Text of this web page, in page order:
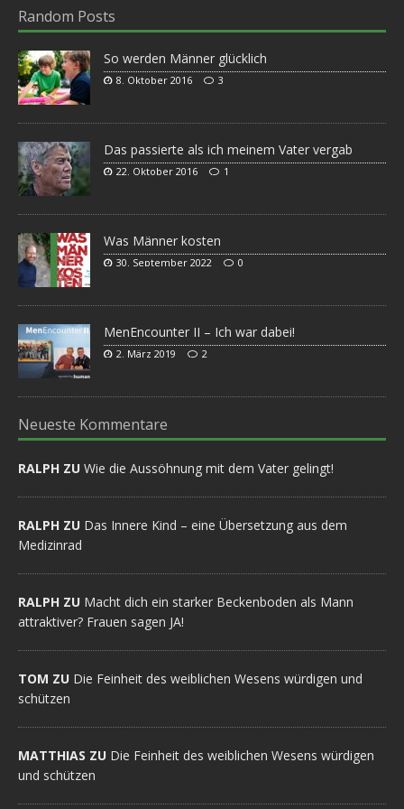
Random Posts
So werden Männer glücklich
8. Oktober 2016 3
Das passierte als ich meinem Vater vergab
22. Oktober 2016 1
Was Männer kosten
30. September 2022 0
MenEncounter II – Ich war dabei!
2. März 2019 2
Neueste Kommentare
RALPH ZU Wie die Aussöhnung mit dem Vater gelingt!
RALPH ZU Das Innere Kind – eine Übersetzung aus dem
Medizinrad
RALPH ZU Macht dich ein starker Beckenboden als Mann
attraktiver? Frauen sagen JA!
TOM ZU Die Feinheit des weiblichen Wesens würdigen und
schützen
MATTHIAS ZU Die Feinheit des weiblichen Wesens würdigen
und schützen